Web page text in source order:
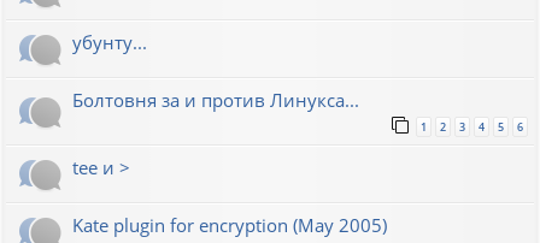
убунту...
Болтовня за и против Линукса...
1 2 3 4 5 6
tee и >
Kate plugin for encryption (May 2005)